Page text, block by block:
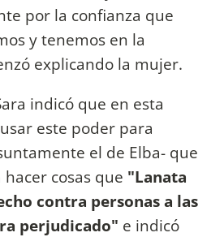
por la confianza que
y tenemos en la
explicando la mujer.
indicó que en esta
este poder para
el de Elba- que
cosas que "Lanata
contra personas a las
perjudicado" e indicó